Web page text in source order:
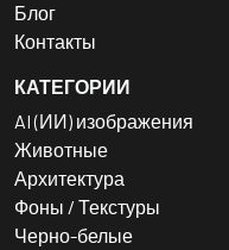
Блог
Контакты
КАТЕГОРИИ
AI (ИИ) изображения
Животные
Архитектура
Фоны / Текстуры
Черно-белые